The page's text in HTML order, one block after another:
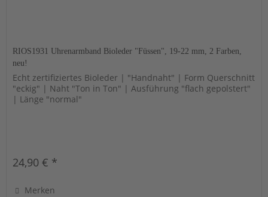
RIOS1931 Uhrenarmband Bioleder "Füssen", 19-22 mm, 2 Farben,
neu!
Echt zertifiziertes Bioleder | "Handnaht" | Form Querschnitt
"eckig" | Naht "Ton in Ton" | Ausführung "flach gepolstert"
| Länge "normal"
24,90 € *
Merken